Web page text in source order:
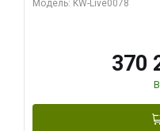
Модель: KW-Live0078
370